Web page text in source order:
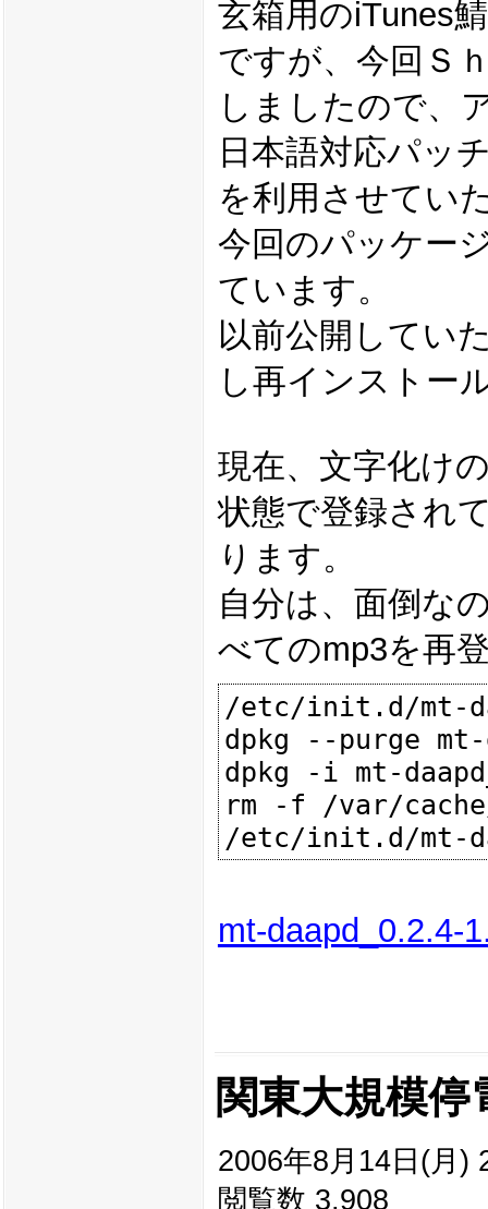
玄箱用のiTunes
ですが、今回Ｓ
しましたので、
日本語対応パッ
を利用させてい
今回のパッケー
ています。
以前公開してい
し再インストー
現在、文字化け
状態で登録され
ります。
自分は、面倒な
べてのmp3を再
/etc/init.d/mt-
dpkg --purge mt-
dpkg -i mt-
rm -f /var/
mt-daapd_0.2.4-
関東大規模停
2006年8月14日(月)
閲覧数 3,908